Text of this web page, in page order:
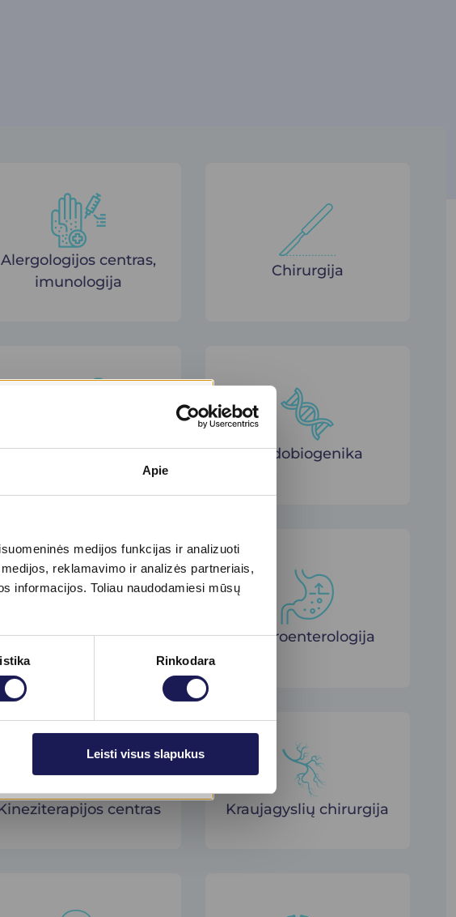
Apie
medijos funkcijas ir analizuoti
reklamavimo ir analizės partneriais,
informacijos. Toliau naudodamiesi mūsų
Rinkodara
Leisti visus slapukus
Alergologijos centras,
imunologija
Chirurgija
(ultragarsiniai tyrimai)
Endobiogenika
Fizioterapija Gastroenterologija
centras Kraujagyslių chirurgija